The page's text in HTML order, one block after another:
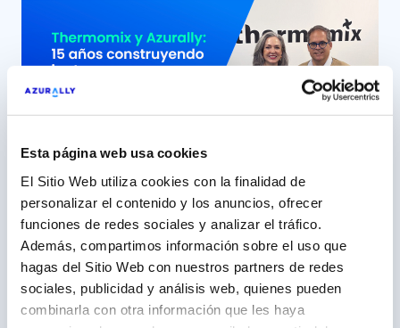
Esta página web usa cookies
El Sitio Web utiliza cookies con la finalidad de
personalizar el contenido y los anuncios, ofrecer
funciones de redes sociales y analizar el tráfico.
Además, compartimos información sobre el uso que
hagas del Sitio Web con nuestros partners de redes
sociales, publicidad y análisis web, quienes pueden
combinarla con otra información que les haya
relación que, con el paso del tiempo, ha ido mucho
más allá de un proyecto puntual para convertirse
en una alianza sólida, cercana y […]
15 años construyendo junto a
Thermomix, una marca ‘aliada’
5 mayo 2026
Azurally, más de una década como partner